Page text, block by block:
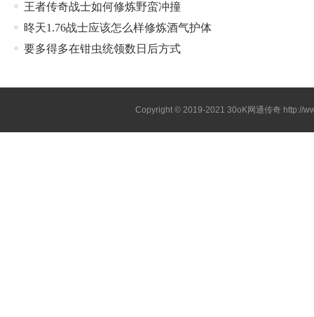
王者传奇战士如何修炼野蛮冲撞
昸天1.76战士应该怎么样修炼酒气护体
要多得多在钳虫统领数日后方式
Copyright © 2019-202130oK网通传奇 http://